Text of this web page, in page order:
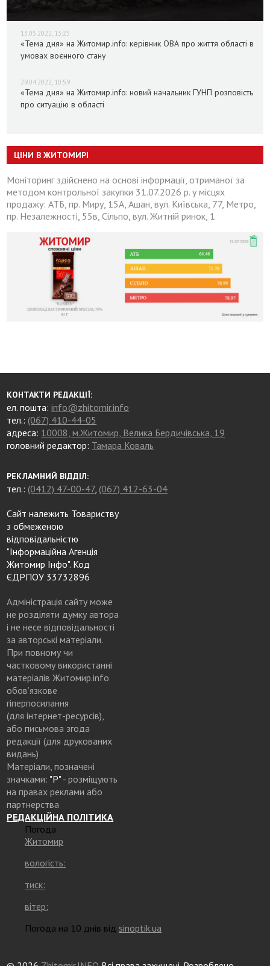
13.05.2022, 13:25
«Тема дня» на Житомир.info: керівник ОВА про життя області в
умовах воєнного стану
29.04.2022, 10:59
«Тема дня» на Житомир.info: новий начальник ГУНП розповість
про ситуацію в області
ЦІНИ В ЖИТОМИРІ
Моніторинг здійснено на основі інформації, отриманої за
методом контрольної закупки 31.07.2026 р. у місцях
продажу: АТБ, пр. Миру, 15А, Ашан, вул. Київська, 77, Метро,
пр. Незалежності, 55в, Сільпо, вул. Житній ринок, 1
КОНТАКТИ РЕДАКЦІЇ:
ел. пошта:info@zhitomir.info
тел.: (067) 410-44-05
адреса: 10008, м.Житомир, Велика Бердичівська, 19
головний редактор: Тамара Коваль
РЕКЛАМНИЙ ВІДДІЛ:
тел.: (0412) 47-00-47, (067) 412-63-04
Сайт належить Товариству
з обмеженою
відповідальністю
"Інформаційна Агенція
Житомир Інфо". Код
ЄДРПОУ 33732896
Адміністрація сайту може
не розділяти думку автора
і не несе відповідальності
за авторські матеріали.
При повному чи
частковому використанні
матеріалів Житомир.info
обов’язкове
гіперпосилання
(для інтернет-ресурсів),
або письмова згода
редакції (для друкованих
видань)
Матеріали, позначені
значками: "Р"- розміщують
на правах реклами або
партнерства
РЕДАКЦІЙНА ПОЛІТИКА
Погода
Житомир
вологість:
тиск:
вітер:
Погода на 10 днів від sinoptik.ua